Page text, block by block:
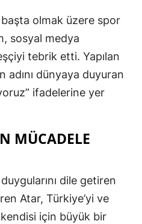
başta olmak üzere spor
sosyal medya
tebrik etti. Yapılan
adını dünyaya duyuran
ifadelerine yer
MÜCADELE
dile getiren
Atar, Türkiye’yi ve
kendisi için büyük bir